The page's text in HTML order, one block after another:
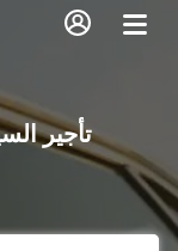
تأجير